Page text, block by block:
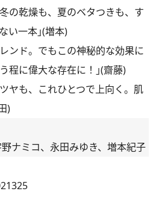
の乾燥も、夏のベタつきも、す
い一本｣(増本)
ンド。でもこの神秘的な効果に
程に偉大な存在に！｣(齋藤)
ヤも、これひとつで上向く。肌
)
ナミコ、永田みゆき、増本紀子